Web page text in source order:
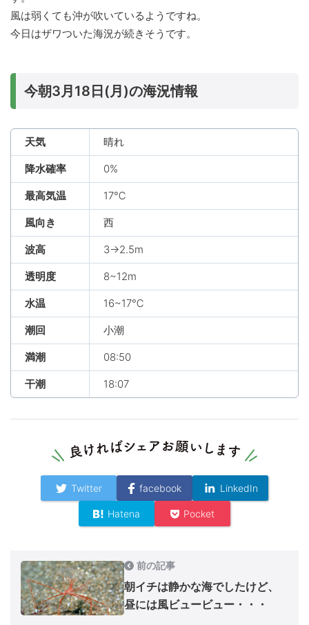
風は弱くても沖が吹いているようですね。
今日はザワついた海況が続きそうです。
今朝3月18日(月)の海況情報
天気 晴れ
降水確率 0%
最高気温 17℃
風向き 西
波高 3→2.5m
透明度 8~12m
水温 16~17℃
潮回 小潮
満潮 08:50
干潮 18:07
Twitter facebook LinkedIn
Hatena Pocket
前の記事
朝イチは静かな海でしたけど、
昼には風ビュービュー・・・